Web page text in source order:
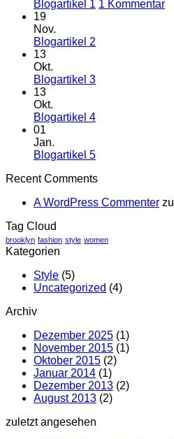
Blogartikel 1 1 Kommentarzu
19
Nov.
Blogartikel 2
Blogartikel
13
Okt.
Blogartikel 3Keine
Blogartikel
13
Okt.
Blogartikel 4Keine
Blogartikel
01
Jan.
Blogartikel 5Keine
zu
5
Recent Comments
A WordPress Commenter zu
Tag Cloud
brooklyn fashion style women
Kategorien
Style (5)
Uncategorized (4)
Archiv
Dezember 2025 (1)
November 2015 (1)
Oktober 2015 (2)
Januar 2014 (1)
Dezember 2013 (2)
August 2013 (2)
zuletzt angesehen